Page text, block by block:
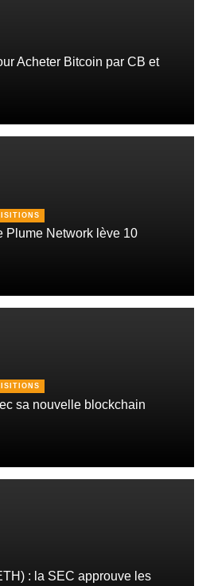
Acheter Bitcoin par CB et
Plume Network lève 10
sa nouvelle blockchain
: la SEC approuve les